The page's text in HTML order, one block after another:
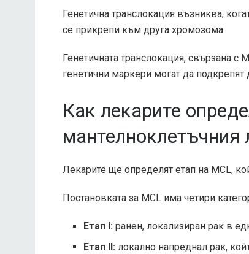
Генетична транслокация възниква,
се прикрепи към друга хромозома.
Генетичната транслокация, свързана с
генетични маркери могат да подкрепят
Как лекарите
Лекарите ще определят етап на MCL,
Постановката за MCL има четири
Етап I: ранен, локализиран рак в
Етап II: локално напреднал рак,